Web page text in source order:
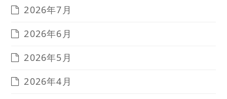
2026年7月
2026年6月
2026年5月
2026年4月